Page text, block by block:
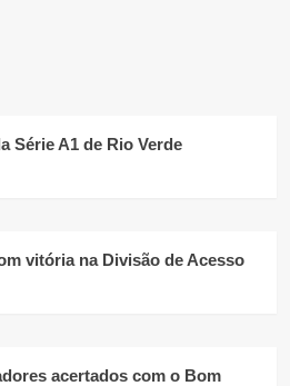
Série A1 de Rio Verde
vitória na Divisão de Acesso
acertados com o Bom